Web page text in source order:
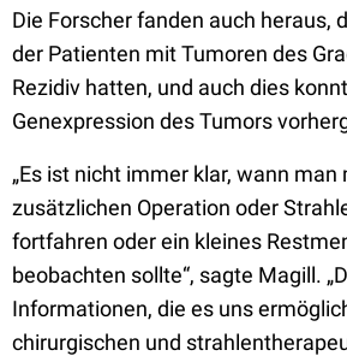
Die Forscher fanden auch heraus,
der Patienten mit Tumoren des
Rezidiv hatten, und auch dies
Genexpression des Tumors
„Es ist nicht immer klar, wann man
zusätzlichen Operation oder
fortfahren oder ein kleines
beobachten sollte“, sagte Magill.
Informationen, die es uns
chirurgischen und